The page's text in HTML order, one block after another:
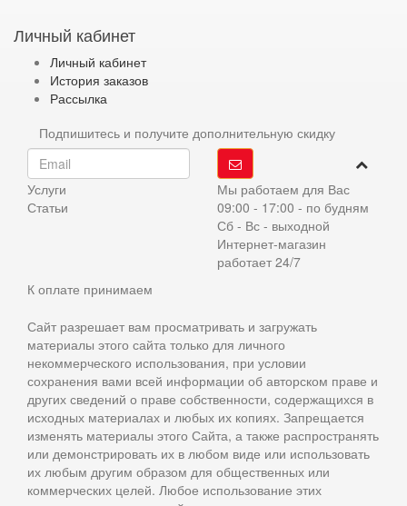
Личный кабинет
Личный кабинет
История заказов
Рассылка
Подпишитесь и получите дополнительную скидку
Услуги
Статьи
Мы работаем для Вас
09:00 - 17:00 - по будням
Сб - Вс - выходной
Интернет-магазин
работает 24/7
К оплате принимаем
Сайт разрешает вам просматривать и загружать
материалы этого сайта только для личного
некоммерческого использования, при условии
сохранения вами всей информации об авторском праве и
других сведений о праве собственности, содержащихся в
исходных материалах и любых их копиях. Запрещается
изменять материалы этого Сайта, а также распространять
или демонстрировать их в любом виде или использовать
их любым другим образом для общественных или
коммерческих целей. Любое использование этих